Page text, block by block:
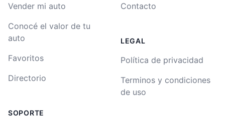
Vender mi auto
Conocé el valor de tu
auto
Favoritos
Directorio
SOPORTE
Contacto
LEGAL
Política de privacidad
Terminos y condiciones
de uso